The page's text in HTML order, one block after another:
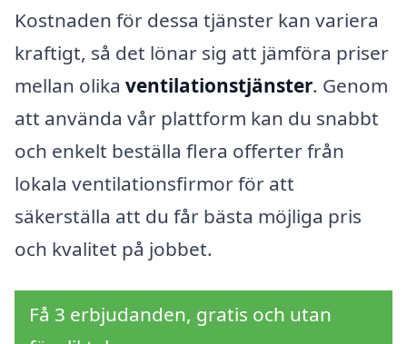
Kostnaden för dessa tjänster kan variera
kraftigt, så det lönar sig att jämföra priser
mellan olika ventilationstjänster. Genom
att använda vår plattform kan du snabbt
och enkelt beställa flera offerter från
lokala ventilationsfirmor för att
säkerställa att du får bästa möjliga pris
och kvalitet på jobbet.
Få 3 erbjudanden, gratis och utan